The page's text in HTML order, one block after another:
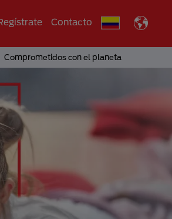
Contacto
Comprometidos con el planeta